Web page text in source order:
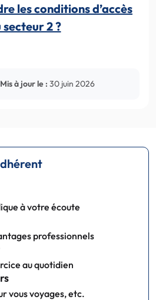
les conditions d’accès
secteur 2 ?
Mis à jour le : 30 juin 2026
à votre écoute
professionnels
au quotidien
vous voyages, etc.